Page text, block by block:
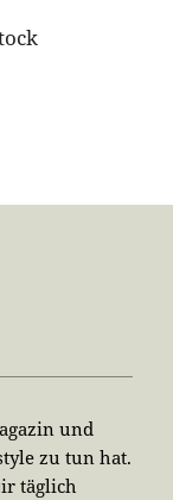
und
zu tun hat.
täglich